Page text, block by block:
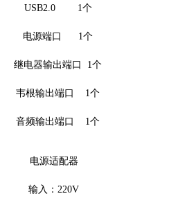
USB2.0 1个
电源端口 1个
继电器输出端口 1个
韦根输出端口 1个
音频输出端口 1个
电源适配器
输入： 220V